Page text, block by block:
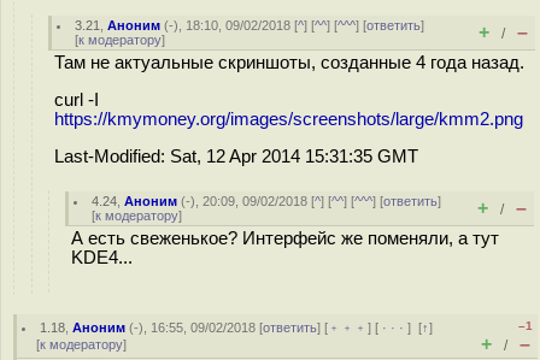
3.21 ,Аноним (-), 18:10, 09/02/2018 [^] [^^] [^^^] [ответить]
[к модератору] + / –
Там не актуальные скриншоты, созданные 4 года назад.
curl -I
https://kmymoney.org/images/screenshots/large/kmm2.png
Last-Modified: Sat, 12 Apr 2014 15:31:35 GMT
4.24 ,Аноним (-), 20:09, 09/02/2018 [^] [^^] [^^^] [ответить]
[к модератору] + / –
А есть свеженькое? Интерфейс же поменяли, а тут
KDE4...
1.18 ,Аноним (-), 16:55, 09/02/2018 [ответить] [ ﹢﹢﹢] [ · · ·][↑]
[к модератору]
–1
+ / –